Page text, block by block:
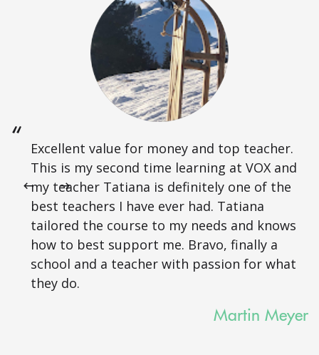
Excellent value for money and top teacher.
This is my second time learning at VOX and
my teacher Tatiana is definitely one of the
best teachers I have ever had. Tatiana
tailored the course to my needs and knows
how to best support me. Bravo, finally a
school and a teacher with passion for what
they do.
Martin Meyer